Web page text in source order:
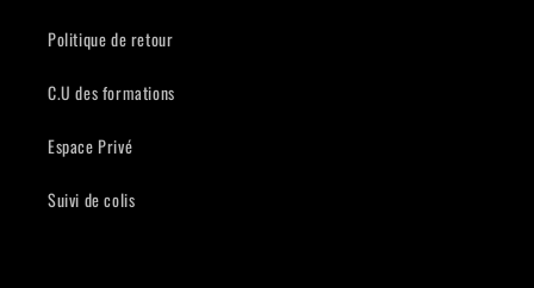
Politique de retour
C.U des formations
Espace Privé
Suivi de colis